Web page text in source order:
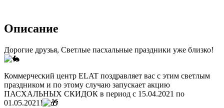
Описание
Дорогие друзья, Светлые пасхальные праздники уже близко!
Коммерческий центр ELAT поздравляет вас с этим светлым
праздником и по этому случаю запускает акцию
ПАСХАЛЬНЫХ СКИДОК в период с 15.04.2021 по
01.05.2021!